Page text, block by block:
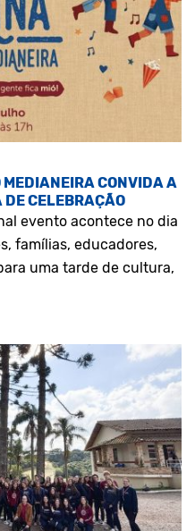
CONVIDA A
CELEBRAÇÃO
evento acontece no dia
famílias, educadores,
uma tarde de cultura,